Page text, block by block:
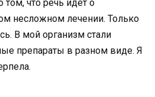
том, что речь идет о
несложном лечении. Только
В мой организм стали
препараты в разном виде. Я